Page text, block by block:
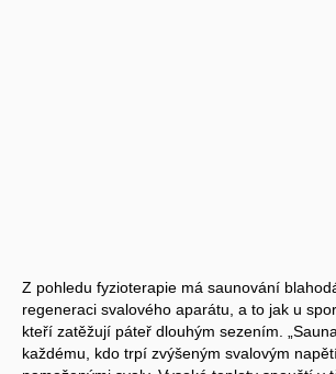
Z pohledu fyzioterapie má saunování
regeneraci svalového aparátu, a to jak u
kteří zatěžují páteř dlouhým sezením.
každému, kdo trpí zvýšeným svalovým